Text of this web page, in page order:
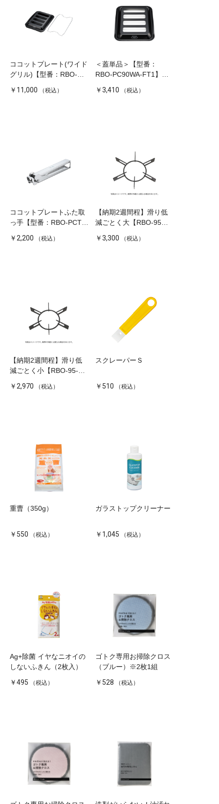
ココットプレート(ワイド
グリル)【型番：RBO-
￥11,000 （税込）
＜蓋単品＞【型番：
RBO-PC90WA-FT1】コ
リル)容器蓋（容器本体除
￥3,410 （税込）
ココットプレートふた取
っ手【型番：RBO-PCT-
￥2,200 （税込）
【納期2週間程】滑り低
減ごとく大【RBO-95】
￥3,300 （税込）
【納期2週間程】滑り低
減ごとく小【RBO-95-
￥2,970 （税込）
スクレーパーＳ
￥510 （税込）
重曹（350g）
￥550 （税込）
ガラストップクリーナー
￥1,045 （税込）
Ag+除菌 イヤなニオイの
しないふきん（2枚入）
￥495 （税込）
ゴトク専用お掃除クロス
（ブルー）※2枚1組
￥528 （税込）